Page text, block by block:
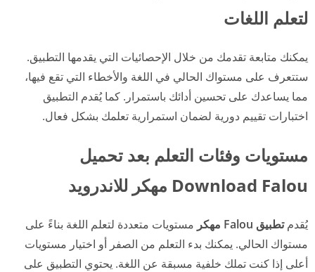
لتعلم اللغات
يمكنك متابعة تقدمك من خلال الإحصائيات التي يقدمها التطبيق.
ستتعرف على مستواك الحالي في اللغة والأخطاء التي تقع فيها،
مما يساعدك على تحسين أدائك باستمرار. كما يُقدم التطبيق
اختبارات تقييم دورية لضمان استمرارية تعلمك بشكل فعال.
مستويات وفئات التعلم بعد تحميل
Download Falou مهكر للاندرويد
يُقدمتطبيق Falou مهكر
مستويات متعددة لتعلم اللغة بناءً على
مستواك الحالي. يمكنك بدء التعلم من الصفر أو اختيار مستويات
أعلى إذا كنت تملك خلفية مسبقة عن اللغة. يحتوي التطبيق على